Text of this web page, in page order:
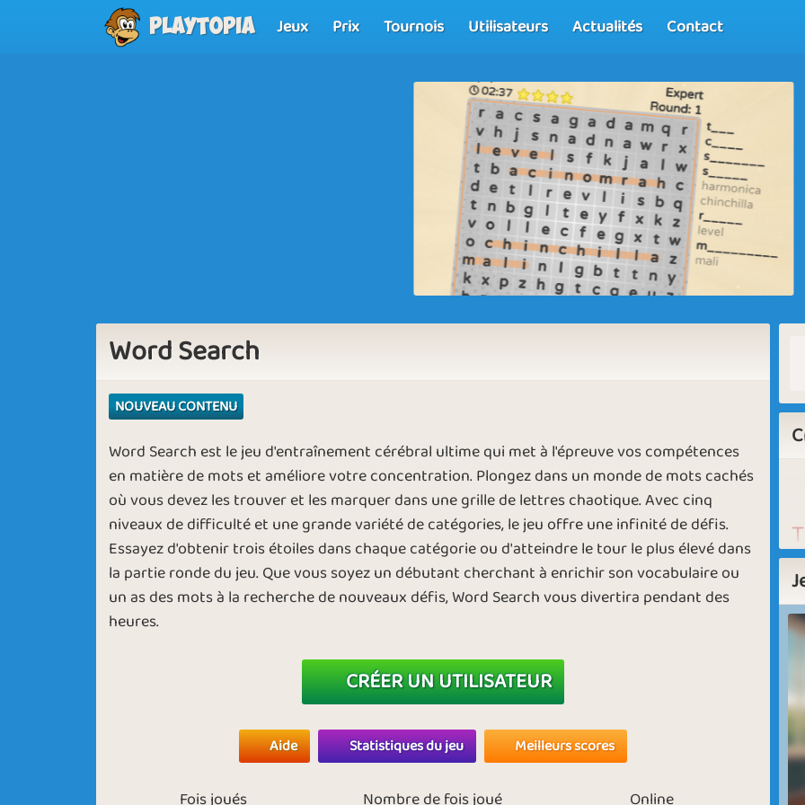
Playtopia Jeux Prix Tournois Utilisateurs Actualités Contact
Word Search
NOUVEAU CONTENU
Word Search est le jeu d'entraînement cérébral ultime qui met à l'épreuve vos compétences
en matière de mots et améliore votre concentration. Plongez dans un monde de mots cachés
où vous devez les trouver et les marquer dans une grille de lettres chaotique. Avec cinq
niveaux de difficulté et une grande variété de catégories, le jeu offre une infinité de défis.
Essayez d'obtenir trois étoiles dans chaque catégorie ou d'atteindre le tour le plus élevé dans
la partie ronde du jeu. Que vous soyez un débutant cherchant à enrichir son vocabulaire ou
un as des mots à la recherche de nouveaux défis, Word Search vous divertira pendant des
heures.
CRÉER UN UTILISATEUR
Aide Statistiques du jeu Meilleurs scores
Fois joués
Nombre de fois joué
Online